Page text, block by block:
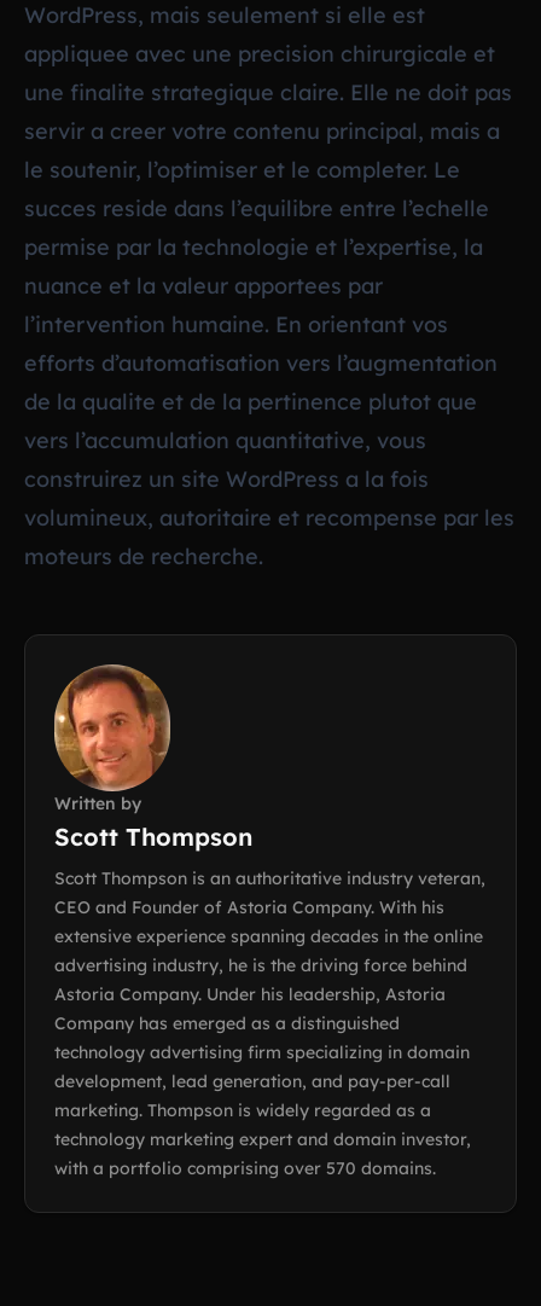
WordPress, mais seulement si elle est
appliquee avec une precision chirurgicale et
une finalite strategique claire. Elle ne doit pas
servir a creer votre contenu principal, mais a
le soutenir, l’optimiser et le completer. Le
succes reside dans l’equilibre entre l’echelle
permise par la technologie et l’expertise, la
nuance et la valeur apportees par
l’intervention humaine. En orientant vos
efforts d’automatisation vers l’augmentation
de la qualite et de la pertinence plutot que
vers l’accumulation quantitative, vous
construirez un site WordPress a la fois
volumineux, autoritaire et recompense par les
moteurs de recherche.
Written by
Scott Thompson
Scott Thompson is an authoritative industry veteran,
CEO and Founder of Astoria Company. With his
extensive experience spanning decades in the online
advertising industry, he is the driving force behind
Astoria Company. Under his leadership, Astoria
Company has emerged as a distinguished
technology advertising firm specializing in domain
development, lead generation, and pay-per-call
marketing. Thompson is widely regarded as a
technology marketing expert and domain investor,
with a portfolio comprising over 570 domains.